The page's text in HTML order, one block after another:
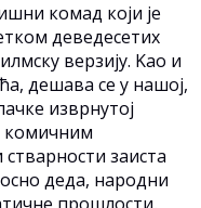
комад који је
деведесетих
верзију. Kао и
дешава се у нашој,
изврнутој
комичним
заиста
деда, народни